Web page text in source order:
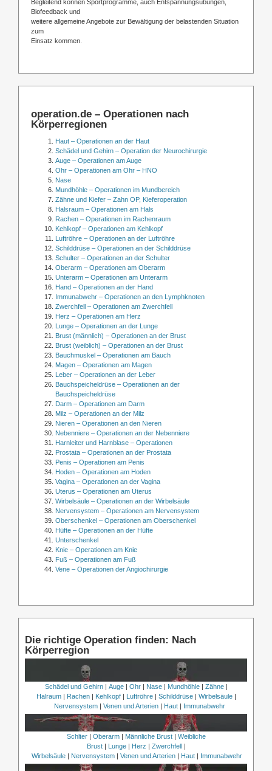
Begleitend können Sportprogramme, auch Entspannungsübungen,
Biofeedback und
weitere allgemeine Angebote zur Bewältigung der belastenden Situation
zum
Einsatz kommen.
operation.de – Operationen nach
Körperregionen
Haut – Operationen an der Haut
Schädel und Gehirn – Operation der Neurochirurgie
Auge – Operationen am Auge
Ohr – Operationen am Ohr – HNO
Nase
Mundhöhle – Operationen im Mundbereich
Zähne und Kiefer – Zahn OP, Kieferoperation
Halsraum – Operationen am Hals
Rachen – Operationen im Rachenraum
Kehlkopf – Operationen am Kehlkopf
Luftröhre – Operationen an der Luftröhre
Schilddrüse – Operationen an der Schilddrüse
Schulter – Operationen an der Schulter
Oberarm – Operationen am Oberarm
Unterarm – Operationen am Unterarm
Hand – Operationen an der Hand
Immunabwehr – Operationen an den Lymphknoten
Zwerchfell – Operationen am Zwerchfell
Herz – Operationen am Herz
Lunge – Operationen an der Lunge
Brust (männlich) – Operationen an der Brust
Brust (weiblich) – Operationen an der Brust
Bauchmuskel – Operationen am Bauch
Magen – Operationen am Magen
Leber – Operationen an der Leber
Bauchspeicheldrüse – Operationen an der
Bauchspeicheldrüse
Darm – Operationen am Darm
Milz – Operationen an der Milz
Nieren – Operationen an den Nieren
Nebenniere – Operationen an der Nebenniere
Harnleiter und Harnblase – Operationen
Prostata – Operationen an der Prostata
Penis – Operationen am Penis
Hoden – Operationen am Hoden
Vagina – Operationen an der Vagina
Uterus – Operationen am Uterus
Wirbelsäule – Operationen an der Wirbelsäule
Nervensystem – Operationen am Nervensystem
Oberschenkel – Operationen am Oberschenkel
Hüfte – Operationen an der Hüfte
Unterschenkel
Knie – Operationen am Knie
Fuß – Operationen am Fuß
Vene – Operationen der Angiochirurgie
Die richtige Operation finden: Nach
Körperregion
Schädel und Gehirn| Auge| Ohr| Nase| Mundhöhle| Zähne|
Halraum| Rachen| Kehlkopf| Luftröhre| Schilddrüse| Wirbelsäule|
Nervensystem | Venen und Arterien | Haut | Immunabwehr
Schlter| Oberarm| Männliche Brust| Weibliche
Brust| Lunge| Herz | Zwerchfell|
Wirbelsäule | Nervensystem | Venen und Arterien | Haut | Immunabwehr